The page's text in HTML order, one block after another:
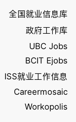
全国就业信息库
政府工作库
UBC Jobs
BCIT Ejobs
ISS就业工作信息
Careermosaic
Workopolis